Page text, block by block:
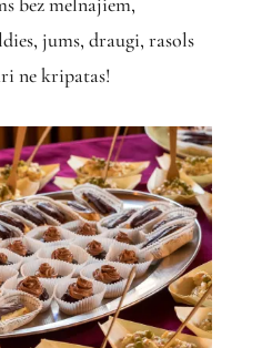
jums, draugi, rasols
ne kripatas!